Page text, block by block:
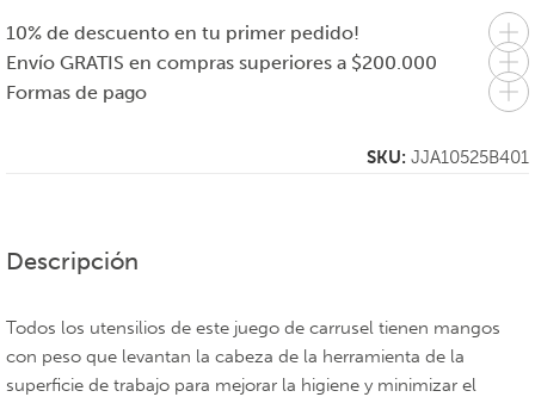
10% de descuento en tu primer pedido!
Envío GRATIS en compras superiores a $200.000
Formas de pago
SKU: JJA10525B401
Descripción
Todos los utensilios de este juego de carrusel tienen mangos
con peso que levantan la cabeza de la herramienta de la
superficie de trabajo para mejorar la higiene y minimizar el